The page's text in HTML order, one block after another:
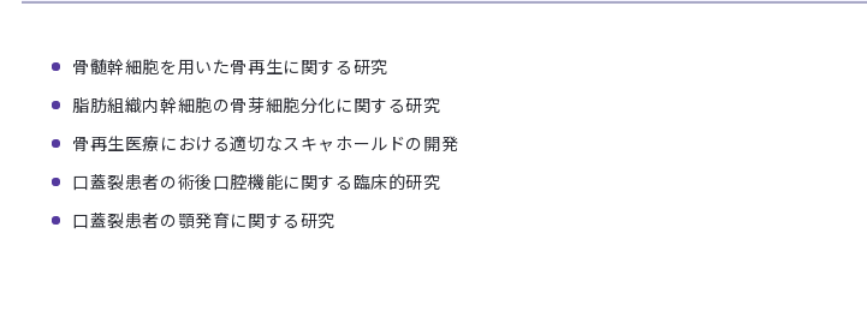
骨髄幹細胞を用いた骨再生に関する研究
脂肪組織内幹細胞の骨芽細胞分化に関する研究
骨再生医療における適切なスキャホールドの開発
口蓋裂患者の術後口腔機能に関する臨床的研究
口蓋裂患者の顎発育に関する研究